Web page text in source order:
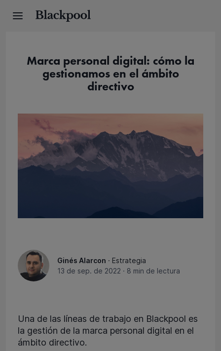
Marca personal digital: cómo la
gestionamos en el ámbito
directivo
Ginés Alarcon · Estrategia
13 de sep. de 2022 · 8 min de lectura
Una de las líneas de trabajo en Blackpool es
la gestión de la marca personal digital en el
ámbito directivo.